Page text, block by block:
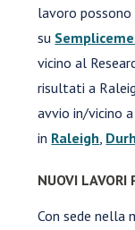
lavoro
su
vicino al
risultati a
avvio in/vicino
in Raleigh
NUOVI LAVORI
Con sede nella